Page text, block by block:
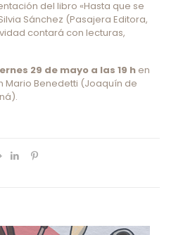
del libro «Hasta que se
Sánchez (Pasajera Editora,
contará con lecturas,
29 de mayo a las 19 hen
Mario Benedetti (Joaquín de